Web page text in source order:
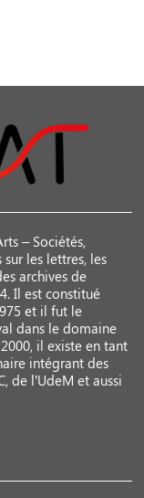
– Sociétés,
les lettres, les
archives de
Il est constitué
et il fut le
dans le domaine
il existe en tant
intégrant des
de l’UdeM et aussi